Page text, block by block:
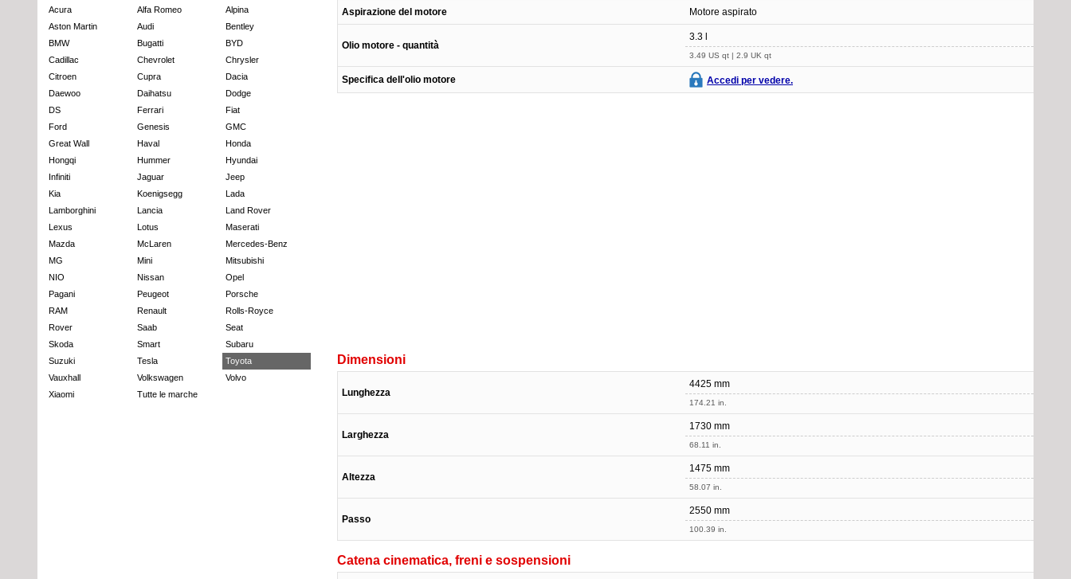
Acura Alfa Romeo
Alpina
Aston Martin
Audi
Bentley
BMW
Bugatti
BYD
Cadillac
Chevrolet
Chrysler
Citroen
Cupra
Dacia
Daewoo
Daihatsu
Dodge
DS
Ferrari
Fiat
Ford
Genesis
GMC
Great Wall
Haval
Honda
Hongqi
Hummer
Hyundai
Infiniti
Jaguar
Jeep
Kia
Koenigsegg
Lada
Lamborghini
Lancia
Land Rover
Lexus
Lotus
Maserati
Mazda
McLaren
Mercedes-Benz
MG
Mini
Mitsubishi
NIO
Nissan
Opel
Pagani
Peugeot
Porsche
RAM
Renault
Rolls-Royce
Rover
Saab
Seat
Skoda
Smart
Subaru
Suzuki
Tesla
Toyota
Vauxhall
Volkswagen
Volvo
Xiaomi
Tutte le marche
Aspirazione del motore Motore aspirato
Olio motore - quantità
3.3 l
3.49 US qt | 2.9 UK qt
Specifica dell'olio motore Accedi per vedere.
Dimensioni
Lunghezza
4425 mm
174.21 in.
Larghezza
1730 mm
68.11 in.
Altezza
1475 mm
58.07 in.
Passo
2550 mm
100.39 in.
Catena cinematica, freni e sospensioni